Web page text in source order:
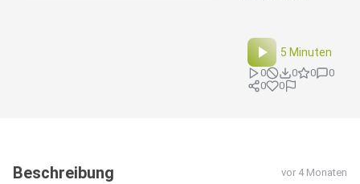
5 Minuten
0 0 0
0
0
0
Beschreibung vor 4 Monaten